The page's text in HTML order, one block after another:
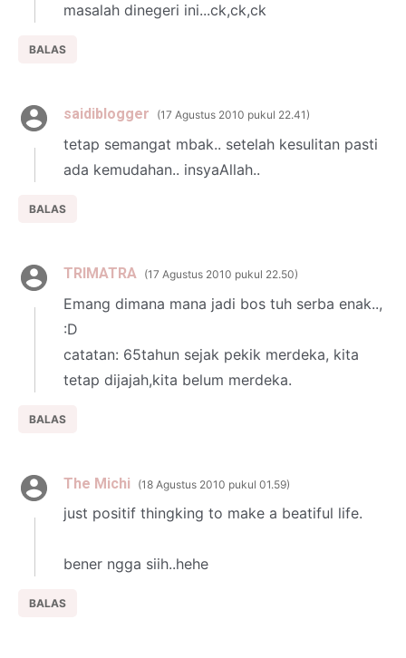
masalah dinegeri ini...ck,ck,ck
BALAS
saidiblogger 17 Agustus 2010 pukul 22.41
tetap semangat mbak.. setelah kesulitan pasti
ada kemudahan.. insyaAllah..
BALAS
TRIMATRA 17 Agustus 2010 pukul 22.50
Emang dimana mana jadi bos tuh serba enak..,
:D
catatan: 65tahun sejak pekik merdeka, kita
tetap dijajah,kita belum merdeka.
BALAS
The Michi 18 Agustus 2010 pukul 01.59
just positif thingking to make a beatiful life.
bener ngga siih..hehe
BALAS